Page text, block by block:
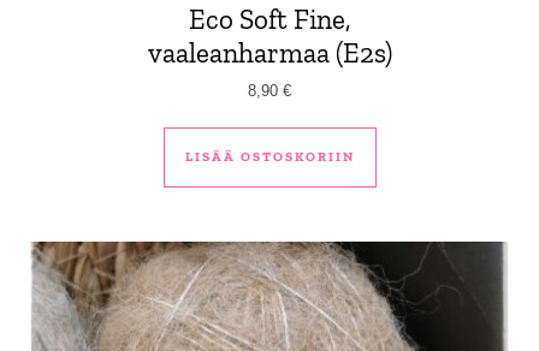
Eco Soft Fine,
vaaleanharmaa (E2s)
8,90 €
LISÄÄ OSTOSKORIIN